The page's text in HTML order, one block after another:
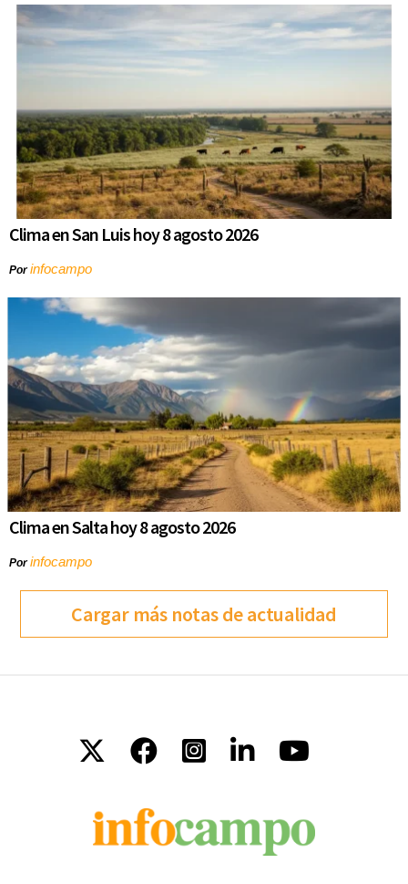
Clima en San Luis hoy 8 agosto 2026
Porinfocampo
Clima en Salta hoy 8 agosto 2026
Porinfocampo
Cargar más notas de actualidad